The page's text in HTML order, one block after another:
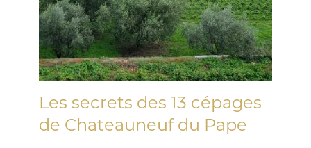
Les secrets des 13 cépages
de Chateauneuf du Pape